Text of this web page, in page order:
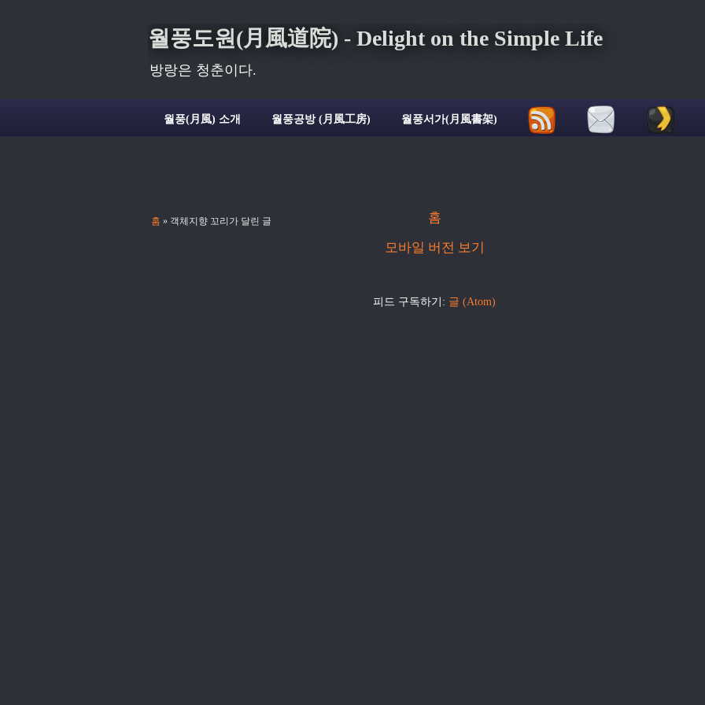
월풍도원(月風道院) - Delight on the Simple Life
방랑은 청춘이다.
월풍(月風) 소개 월풍공방 (月風工房) 월풍서가(月風書架)
홈 » 객체지향 꼬리가 달린 글
홈
모바일 버전 보기
피드 구독하기: 글 (Atom)